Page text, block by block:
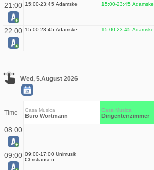
21:00 15:00-23:45 Adamske 15:00-23:45 Adamske
22:00 15:00-23:45 Adamske 15:00-23:45 Adamske
Wed, 5.August 2026
Time Casa Musica
Büro Wortmann
Casa Musica
Dirigentenzimmer
08:00
09:00 09:00-17:00 Unimusik
Christiansen